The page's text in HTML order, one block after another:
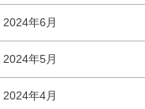
2024年6月
2024年5月
2024年4月